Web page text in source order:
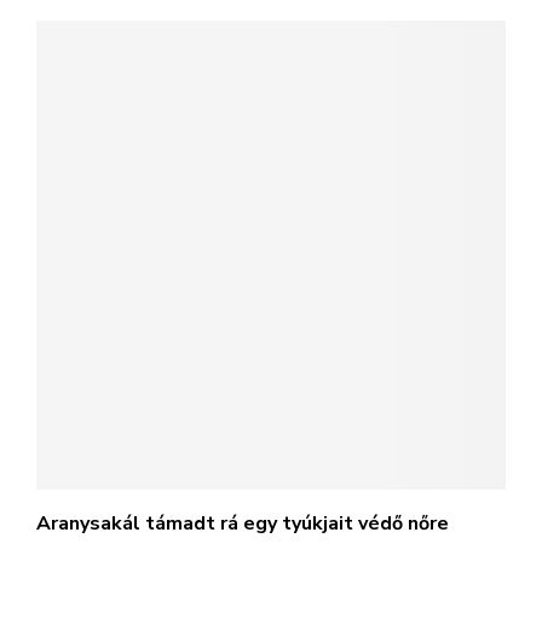
Aranysakál támadt rá egy tyúkjait védő nőre